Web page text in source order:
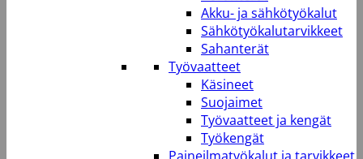
Akku- ja sähkötyökalut
Sähkötyökalutarvikkeet
Sahanterät
Työvaatteet
Käsineet
Suojaimet
Työvaatteet ja kengät
Työkengät